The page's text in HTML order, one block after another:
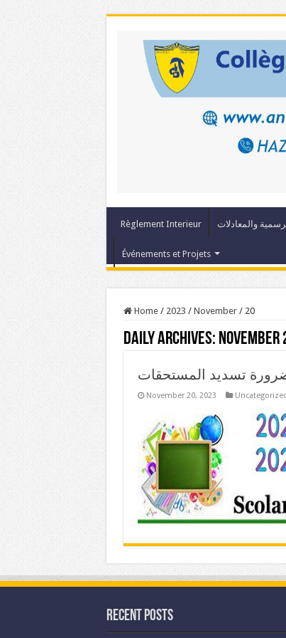
Règlement Interieur والمعادلات
Événements et Projets
Home / 2023 / November / 20
Daily Archives: November
تسديد المستحقات
November 20, 2023
Recent Posts